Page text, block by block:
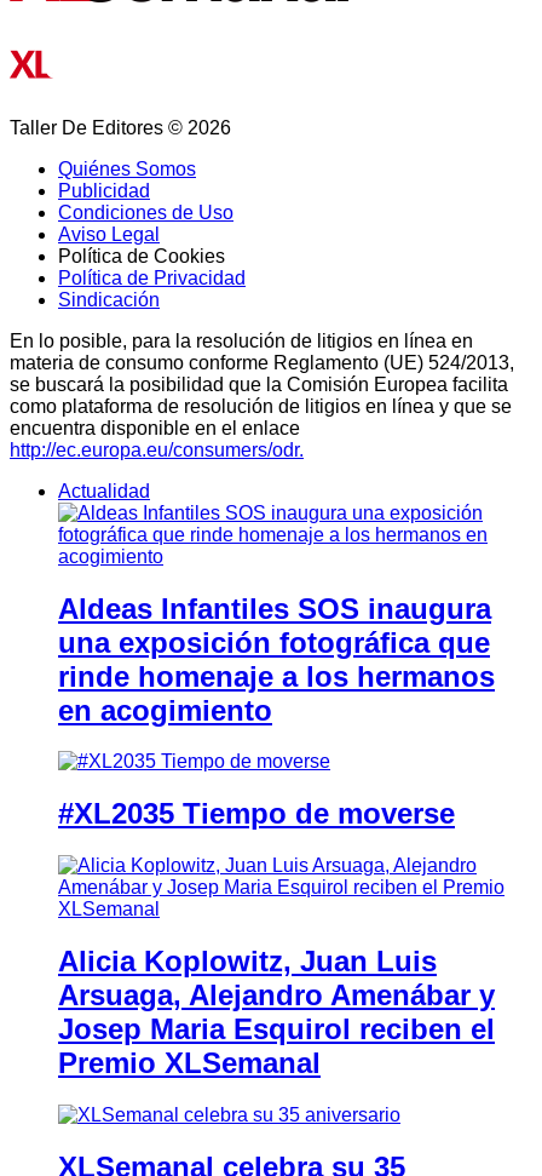
Taller De Editores © 2026
Quiénes Somos
Publicidad
Condiciones de Uso
Aviso Legal
Política de Cookies
Política de Privacidad
Sindicación
En lo posible, para la resolución de litigios en línea en
materia de consumo conforme Reglamento (UE) 524/2013,
se buscará la posibilidad que la Comisión Europea facilita
como plataforma de resolución de litigios en línea y que se
encuentra disponible en el enlace
http://ec.europa.eu/consumers/odr.
Actualidad
Aldeas Infantiles SOS inaugura
una exposición fotográfica que
rinde homenaje a los hermanos
en acogimiento
#XL2035 Tiempo de moverse
Alicia Koplowitz, Juan Luis
Arsuaga, Alejandro Amenábar y
Josep Maria Esquirol reciben el
Premio XLSemanal
XLSemanal celebra su 35